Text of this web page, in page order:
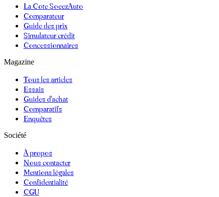
La Cote SoeezAuto
Comparateur
Guide des prix
Simulateur crédit
Concessionnaires
Magazine
Tous les articles
Essais
Guides d'achat
Comparatifs
Enquêtes
Société
À propos
Nous contacter
Mentions légales
Confidentialité
CGU